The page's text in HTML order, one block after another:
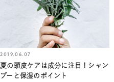
2019.06.07
夏の頭皮ケアは成分に注目！シャン
プーと保湿のポイント